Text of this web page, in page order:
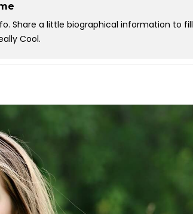
Share a little biographical information to fill
Cool.